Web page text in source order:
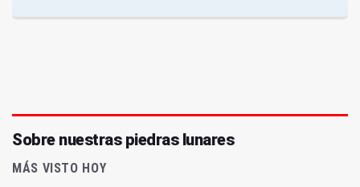
Sobre nuestras piedras lunares
MÁS VISTO HOY